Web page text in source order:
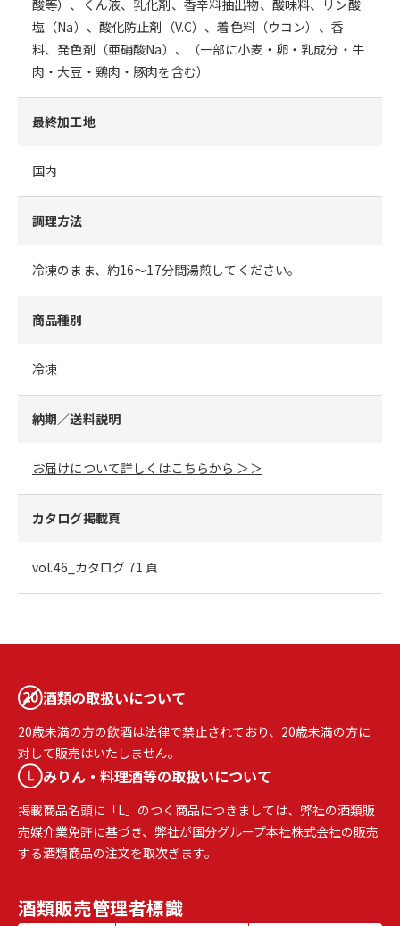
酸等）、くん液、乳化剤、香辛料抽出物、酸味料、リン酸
塩（Na）、酸化防止剤（V.C）、着色料（ウコン）、香
料、発色剤（亜硝酸Na）、（一部に小麦・卵・乳成分・牛
肉・大豆・鶏肉・豚肉を含む）
最終加工地
国内
調理方法
冷凍のまま、約16～17分間湯煎してください。
商品種別
冷凍
納期／送料説明
お届けについて詳しくはこちらから ＞＞
カタログ掲載頁
vol.46_カタログ 71 頁
酒類の取扱いについて
20歳未満の方の飲酒は法律で禁止されており、20歳未満の方に
対して販売はいたしません。
みりん・料理酒等の取扱いについて
掲載商品名頭に「L」のつく商品につきましては、弊社の酒類販
売媒介業免許に基づき、弊社が国分グループ本社株式会社の販売
する酒類商品の注文を取次ぎます。
酒類販売管理者標識